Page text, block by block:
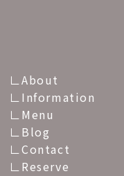
About
Information
Menu
Blog
Contact
Reserve